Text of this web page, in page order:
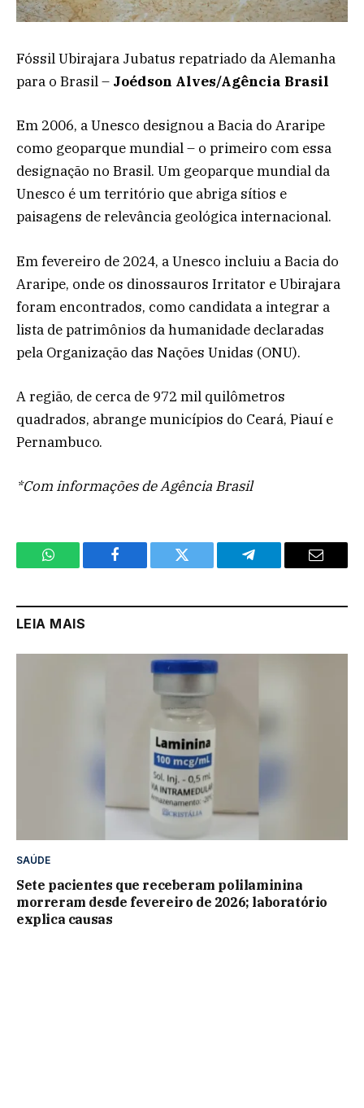
Fóssil Ubirajara Jubatus repatriado da Alemanha
para o Brasil – Joédson Alves/Agência Brasil
Em 2006, a Unesco designou a Bacia do Araripe
como geoparque mundial – o primeiro com essa
designação no Brasil. Um geoparque mundial da
Unesco é um território que abriga sítios e
paisagens de relevância geológica internacional.
Em fevereiro de 2024, a Unesco incluiu a Bacia do
Araripe, onde os dinossauros Irritator e Ubirajara
foram encontrados, como candidata a integrar a
lista de patrimônios da humanidade declaradas
pela Organização das Nações Unidas (ONU).
A região, de cerca de 972 mil quilômetros
quadrados, abrange municípios do Ceará, Piauí e
Pernambuco.
*Com informações de Agência Brasil
WhatsApp Facebook Twitter Telegram Email
LEIA MAIS
SAÚDE
Sete pacientes que receberam polilaminina
morreram desde fevereiro de 2026; laboratório
explica causas